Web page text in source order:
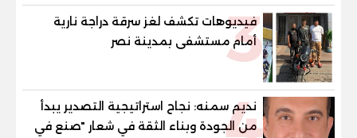
3
فيديوهات تكشف لغز سرقة دراجة نارية
أمام مستشفى بمدينة نصر
نديم سمنه: نجاح استراتيجية التصدير يبدأ
من الجودة وبناء الثقة في شعار "صنع في